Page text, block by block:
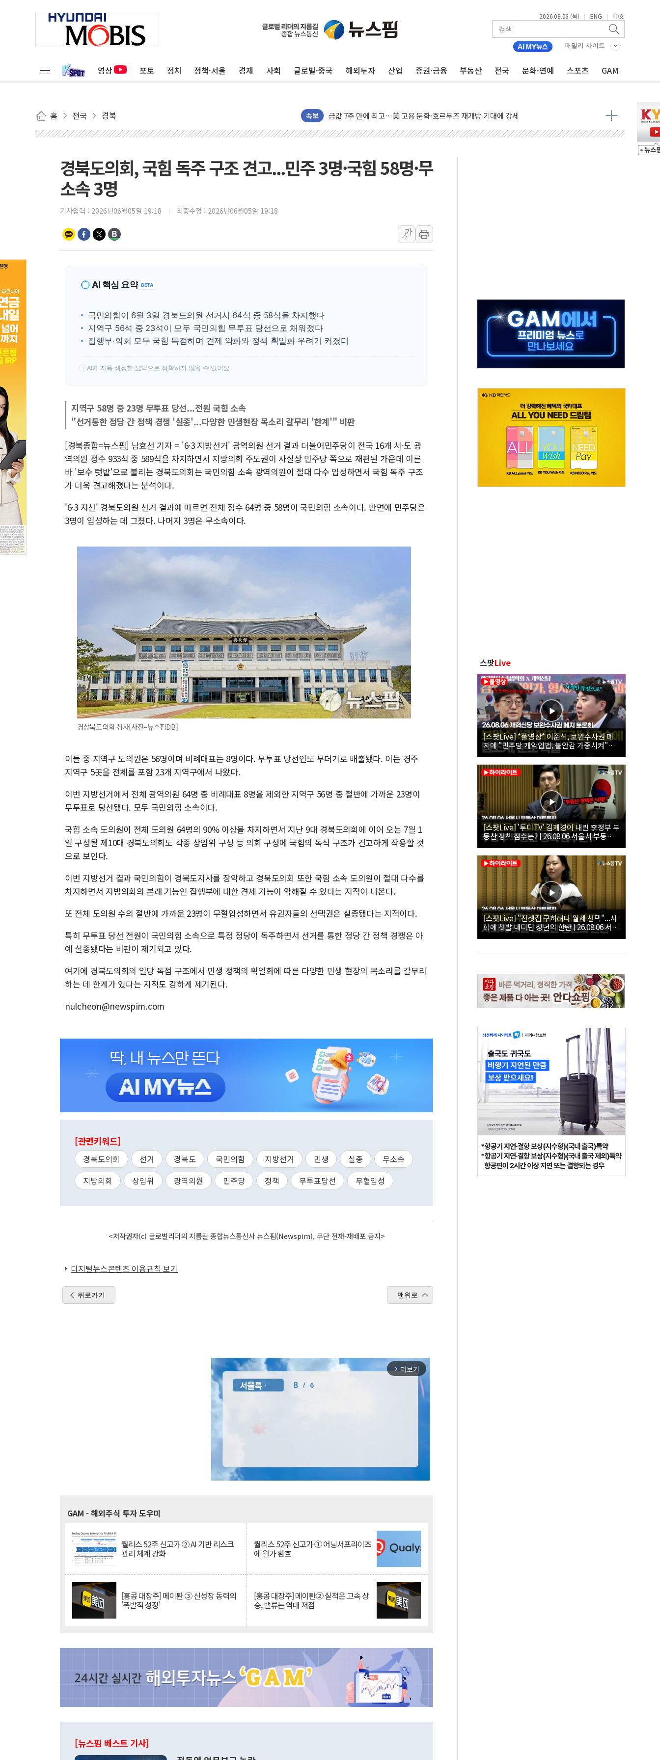
2026.08.06 (목) | ENG | 中文
패밀리 사이트
영상 포토 정치 정책·서울 경제 사회 글로벌·중국 해외투자 산업 증권·금융 부동산 전국 문화·연예 스포츠 GAM
홈 전국 경북 속보
구광모, 내주 실리콘밸리서 젠슨 황 재회…로봇·AI 데이터센터·모빌리티 구체화
뉴욕증시 개장 전 특징주...모더나·아이온큐·도어대시↑ VS 샌디스크·피그마·앱러빈↓
뉴욕증시 프리뷰, 미 주가선물 AI주 차익실현 속 혼조세...웨스턴디지털·샌디스크↓
청와대, 북한 단거리 탄도미사일 발사에 긴급 안보 점검회의
[인도증시] 중동 긴장 완화에 실적 호조까지, 상승...호실적 보고 기업 상승세 뚜렷
러, 1인칭시점 드론으로 우크라 민간인 '사파리' 공격… 시민들 공포감 극대화 전략
'월가의 황제' 다이먼 "금융시장 레버리지 위험수위…숨은 차입이 더 큰 변수"
양주 섬유염색공장서 화재 1명 중상…대응 1단계 진압 중
우크라 드론 전술, 중남미 콜롬비아에 새 안보 위기… 반군·마약카르텔이 습득해 전투 활용
동해해경, 독도 해상서 부유물 감긴 어선 구조
강원도 폭염특보 11일째…온열질환·가축 피해 최소화 '총력 대응'
경북도의회, 국힘 독주 구조 견고...민주 3명·국힘 58명·무
소속 3명
기사입력 : 2026년06월05일 19:18 최종수정 : 2026년06월05일 19:18
가
가
AI 핵심 요약 BETA
국민의힘이 6월 3일 경북도의원 선거서 64석 중 58석을 차지했다
지역구 56석 중 23석이 모두 국민의힘 무투표 당선으로 채워졌다
집행부·의회 모두 국힘 독점하며 견제 약화와 정책 획일화 우려가 커졌다
! AI가 자동 생성한 요약으로 정확하지 않을 수 있어요.
지역구 58명 중 23명 무투표 당선...전원 국힘 소속
"선거통한 정당 간 정책 경쟁 '실종'...다양한 민생현장 목소리 갈무리 '한계'" 비판
[경북종합=뉴스핌] 남효선 기자 = '6·3 지방선거' 광역의원 선거 결과 더불어민주당이 전국 16개 시·도 광
역의원 정수 933석 중 589석을 차지하면서 지방의회 주도권이 사실상 민주당 쪽으로 재편된 가운데 이른
바 '보수 텃밭'으로 불리는 경북도의회는 국민의힘 소속 광역의원이 절대 다수 입성하면서 국힘 독주 구조
가 더욱 견고해졌다는 분석이다.
'6·3 지선' 경북도의원 선거 결과에 따르면 전체 정수 64명 중 58명이 국민의힘 소속이다. 반면에 민주당은
3명이 입성하는 데 그쳤다. 나머지 3명은 무소속이다.
경상북도의회 청사[사진=뉴스핌DB]
이들 중 지역구 도의원은 56명이며 비례대표는 8명이다. 무투표 당선인도 무더기로 배출됐다. 이는 경주
지역구 5곳을 전체를 포함 23개 지역구에서 나왔다.
이번 지방선거에서 전체 광역의원 64명 중 비례대표 8명을 제외한 지역구 56명 중 절반에 가까운 23명이
무투표로 당선됐다. 모두 국민의힘 소속이다.
국힘 소속 도의원이 전체 도의원 64명의 90% 이상을 차지하면서 지난 9대 경북도의회에 이어 오는 7월 1
일 구성될 제10대 경북도의회도 각종 상임위 구성 등 의회 구성에 국힘의 독식 구조가 견고하게 작용할 것
으로 보인다.
이번 지방선거 결과 국민의힘이 경북도지사를 장악하고 경북도의회 또한 국힘 소속 도의원이 절대 다수를
차지하면서 지방의회의 본래 기능인 집행부에 대한 견제 기능이 약해질 수 있다는 지적이 나온다.
또 전체 도의원 수의 절반에 가까운 23명이 무혈입성하면서 유권자들의 선택권은 실종됐다는 지적이다.
특히 무투표 당선 전원이 국민의힘 소속으로 특정 정당이 독주하면서 선거를 통한 정당 간 정책 경쟁은 아
예 실종됐다는 비판이 제기되고 있다.
여기에 경북도의회의 일당 독점 구조에서 민생 정책의 획일화에 따른 다양한 민생 현장의 목소리를 갈무리
하는 데 한계가 있다는 지적도 강하게 제기된다.
nulcheon@newspim.com
[관련키워드]
경북도의회 선거 경북도 국민의힘 지방선거 민생 실종
무소속
지방의회
상임위 광역의원 민주당 정책 무투표당선 무혈입성
<저작권자(c) 글로벌리더의 지름길 종합뉴스통신사 뉴스핌(Newspim), 무단 전재-재배포 금지>
디지털뉴스콘텐츠 이용규칙 보기
뒤로가기 맨위로
arrow_forward_ios 더보기
GAM - 해외주식 투자 도우미
퀄리스 52주 신고가 ② AI 기반 리스크
관리 체계 강화
퀄리스 52주 신고가 ① 어닝서프라이즈
에 월가 환호
[홍콩 대장주] 메이퇀 ③ 신성장 동력의
'폭발적 성장'
[홍콩 대장주] 메이퇀② 실적은 고속 상
승, 밸류는 역대 저점
[뉴스핌 베스트 기사]
스팟Live
[스팟Live] *풀영상* 이준석, 보완수사권 폐
지에 "민주당 개악입법, 불안감 가중시켜"｜
26.08.06 개혁신당 보완수사권 폐지 토론회
[스팟Live] '투미TV' 김제경이 내린 李정부 부
동산 정책 점수는? | 26.08.06 서울시 부동산
대토론회
[스팟Live] "전셋집 구하려다 월세 선택"...사
회에 첫발 내디딘 청년의 한탄 | 26.08.06 서울
시 부동산 대토론회